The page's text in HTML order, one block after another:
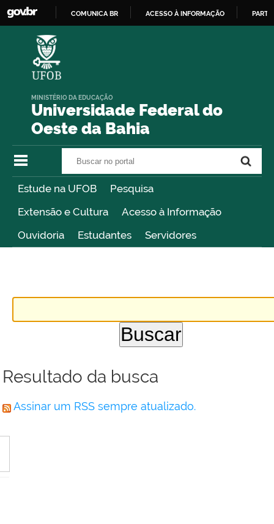
COMUNICA BR ACESSO À INFORMAÇÃO
Universidade Federal do
Oeste da Bahia
MINISTÉRIO DA EDUCAÇÃO
Estude na UFOB
Pesquisa
Extensão e Cultura
Acesso à Informação
Ouvidoria
Estudantes Servidores
Resultado da busca
Assinar um RSS sempre atualizado.